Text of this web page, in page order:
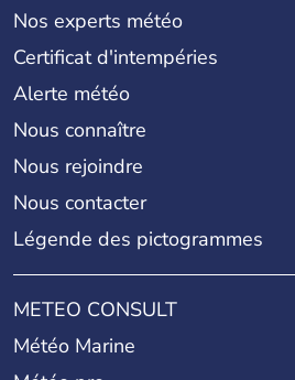
Nos experts météo
Certificat d'intempéries
Alerte météo
Nous connaître
Nous rejoindre
Nous contacter
Légende des pictogrammes
METEO CONSULT
Météo Marine